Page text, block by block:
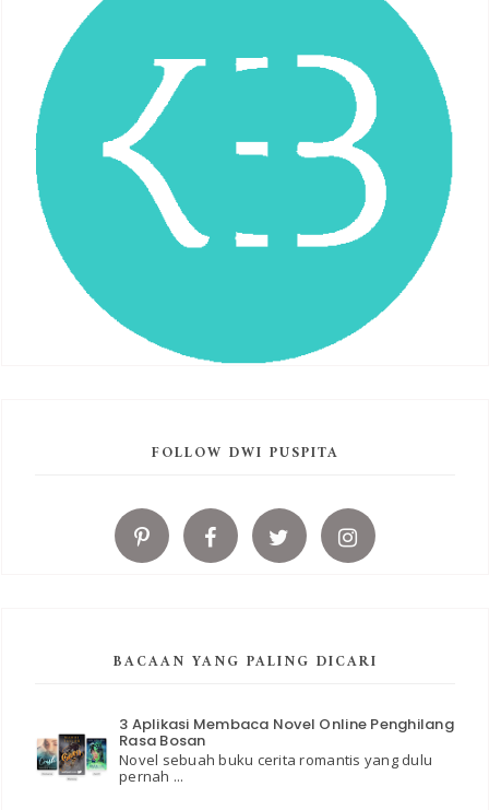
FOLLOW DWI PUSPITA
BACAAN YANG PALING DICARI
3 Aplikasi Membaca Novel Online Penghilang
Rasa Bosan
Novel sebuah buku cerita romantis yang dulu
pernah ...